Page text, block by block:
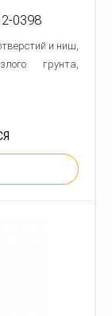
0398
и ниш,
грунта,